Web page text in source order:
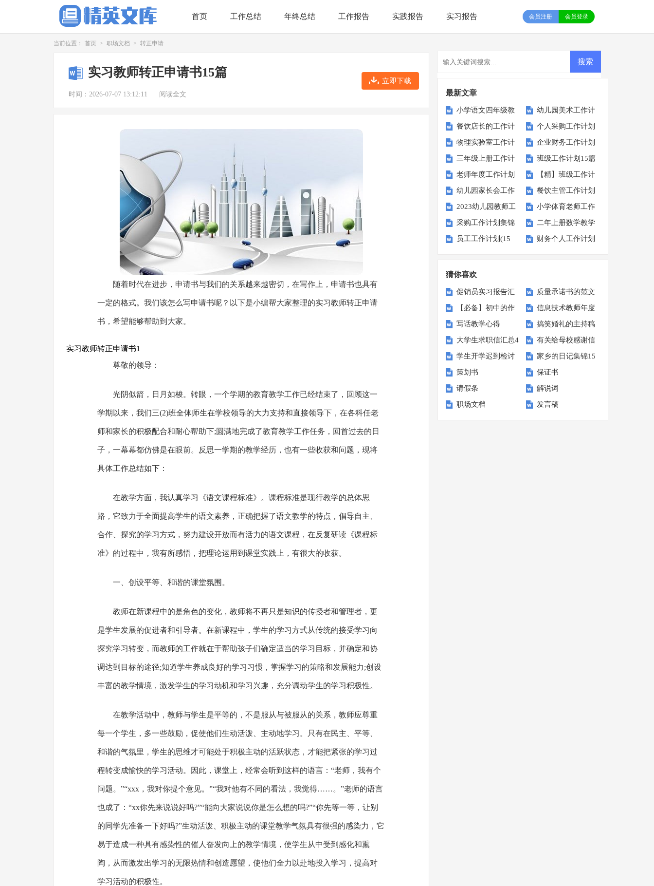
首页 工作总结 年终总结 工作报告 实践报告 实习报告 会员登录
会员注册
当前位置： 首页 > 职场文档 > 转正申请
实习教师转正申请书15篇
时间：2026-07-07 13:12:11 阅读全文
立即下载
随着时代在进步，申请书与我们的关系越来越密切，在写作上，申请书也具有
一定的格式。我们该怎么写申请书呢？以下是小编帮大家整理的实习教师转正申请
书，希望能够帮助到大家。
实习教师转正申请书1
尊敬的领导：
光阴似箭，日月如梭。转眼，一个学期的教育教学工作已经结束了，回顾这一
学期以来，我们三(2)班全体师生在学校领导的大力支持和直接领导下，在各科任老
师和家长的积极配合和耐心帮助下;圆满地完成了教育教学工作任务，回首过去的日
子，一幕幕都仿佛是在眼前。反思一学期的教学经历，也有一些收获和问题，现将
具体工作总结如下：
在教学方面，我认真学习《语文课程标准》。课程标准是现行教学的总体思
路，它致力于全面提高学生的语文素养，正确把握了语文教学的特点，倡导自主、
合作、探究的学习方式，努力建设开放而有活力的语文课程，在反复研读《课程标
准》的过程中，我有所感悟，把理论运用到课堂实践上，有很大的收获。
一、创设平等、和谐的课堂氛围。
教师在新课程中的是角色的变化，教师将不再只是知识的传授者和管理者，更
是学生发展的促进者和引导者。在新课程中，学生的学习方式从传统的接受学习向
探究学习转变，而教师的工作就在于帮助孩子们确定适当的学习目标，并确定和协
调达到目标的途径;知道学生养成良好的学习习惯，掌握学习的策略和发展能力;创设
丰富的教学情境，激发学生的学习动机和学习兴趣，充分调动学生的学习积极性。
在教学活动中，教师与学生是平等的，不是服从与被服从的关系，教师应尊重
每一个学生，多一些鼓励，促使他们生动活泼、主动地学习。只有在民主、平等、
和谐的气氛里，学生的思维才可能处于积极主动的活跃状态，才能把紧张的学习过
程转变成愉快的学习活动。因此，课堂上，经常会听到这样的语言：“老师，我有个
问题。”“xxx，我对你提个意见。”“我对他有不同的看法，我觉得……。”老师的语言
也成了：“xx你先来说说好吗?”“能向大家说说你是怎么想的吗?”“你先等一等，让别
的同学先准备一下好吗?”生动活泼、积极主动的课堂教学气氛具有很强的感染力，它
易于造成一种具有感染性的催人奋发向上的教学情境，使学生从中受到感化和熏
陶，从而激发出学习的无限热情和创造愿望，使他们全力以赴地投入学习，提高对
学习活动的积极性。
最新文章
小学语文四年级教
学工作计划
幼儿园美术工作计
划
餐饮店长的工作计
划
个人采购工作计划
物理实验室工作计
划15篇
企业财务工作计划
三年级上册工作计
划
班级工作计划15篇
老师年度工作计划 【精】班级工作计
划
幼儿园家长会工作
计划
餐饮主管工作计划
(9篇)
2023幼儿园教师工
作计划
小学体育老师工作
计划
采购工作计划集锦
15篇
二年上册数学教学
工作计划15篇
员工工作计划(15 财务个人工作计划
猜你喜欢
促销员实习报告汇
编七篇
质量承诺书的范文
汇编5篇
【必备】初中的作
文300字4篇
信息技术教师年度
工作总结
写话教学心得 搞笑婚礼的主持稿
大学生求职信汇总4
篇
有关给母校感谢信
范文汇总九篇
学生开学迟到检讨
书汇编十篇
家乡的日记集锦15
篇
策划书 保证书
请假条 解说词
职场文档 发言稿